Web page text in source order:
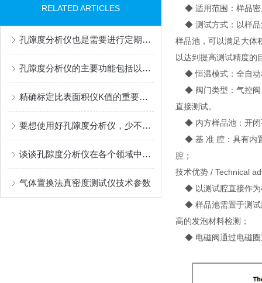
RELATED ARTICLES
孔隙度分析仪也是需要进行定期保养的
孔隙度分析仪的主要功能包括以下几个方面
精确标定比表面积仪K值的重要性与方法解析
要想使用好孔隙度分析仪，少不了以下事项！
谈谈孔隙度分析仪在各个领域中的应用
气体置换法真密度测试仪技术参数
◆ 适用范围：样品密
◆ 测试方式：以样品
样品池，可以满足大体
以达到提高测试精度的
◆ 恒温模式：全自动
◆ 阀门类型：气控阀
直接测试。
◆ 内方样品池：开闭
◆ 基 准 腔：具有内置
腔；
技术优势 / Technical
◆ 以测试腔直接作为
◆ 样品池需置于测试
高的发泡材料检测；
◆ 电磁阀通过电磁圈